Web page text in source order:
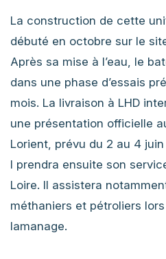
La construction de cette
débuté en octobre sur le
Après sa mise à l’eau, le
dans une phase d’essais
mois. La livraison à LHD
une présentation officielle
Lorient, prévu du 2 au 4
I prendra ensuite son
Loire. Il assistera
méthaniers et pétroliers
lamanage.